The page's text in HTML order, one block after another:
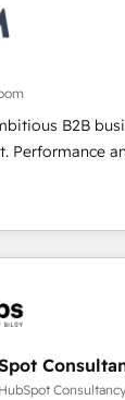
CMS, and
migrations
third-party
•
programs •
•
onboardings
• Deep
B2B
Performance
HubSpot
We work
process and
Designing
HubSpot 🔌
🎓